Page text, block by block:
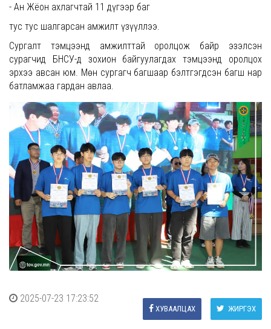
- Ан Жёон ахлагчтай 11 дүгээр баг
тус тус шалгарсан амжилт үзүүллээ.
Сургалт тэмцээнд амжилттай оролцож байр эзэлсэн
сурагчид БНСУ-д зохион байгуулагдах тэмцээнд оролцох
эрхээ авсан юм. Мөн сургагч багшаар бэлтгэгдсэн багш нар
батламжаа гардан авлаа.
2025-07-23 17:23:52
ЖИРГЭХ
ХУВААЛЦАХ